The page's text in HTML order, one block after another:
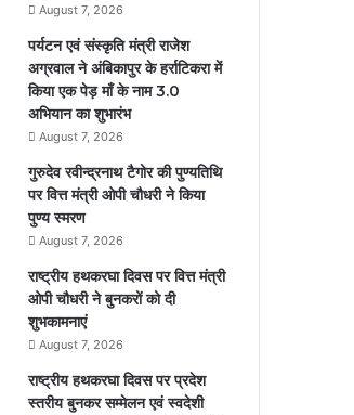
August 7, 2026
पर्यटन एवं संस्कृति मंत्री राजेश
अग्रवाल ने अंबिकापुर के हर्राटिकरा में
किया एक पेड़ माँ के नाम 3.0
अभियान का शुभारंभ
August 7, 2026
गुरुदेव रवीन्द्रनाथ टैगोर की पुण्यतिथि
पर वित्त मंत्री ओपी चौधरी ने किया
पुण्य स्मरण
August 7, 2026
राष्ट्रीय हथकरघा दिवस पर वित्त मंत्री
ओपी चौधरी ने बुनकरों को दी
शुभकामनाएं
August 7, 2026
राष्ट्रीय हथकरघा दिवस पर प्रदेश
स्तरीय बुनकर सम्मेलन एवं स्वदेशी